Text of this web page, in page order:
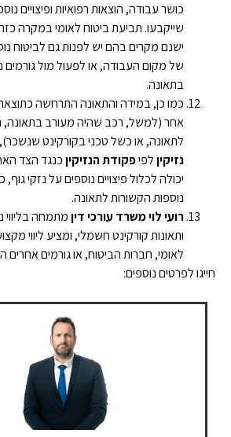
כושר עבודה, הוצאות רפואיות ופיצויים
שייקבעו. תביעת ביטוח לאומי במקרה
ישנם מקרים בהם יש לפנות גם לביטוח
של מקום העבודה, או לפעול מול גורמים
בתאונה.
כמו כן, במידה והתאונה התרחשה
אחר (למשל, רכב שהיה מעורב בתאונה,
לתאונה, או כשל טכני בקורקינט שנשכר),
נזיקיןלפיפקודת הנזיקיןכנגד הצד
יכולה לכלול פיצויים נוספים על נזקי
נוספות הקשורות לתאונה.
רועי לוי משרד עורכי דיןמתמחה בליווי
ותאונות קורקינט חשמלי, ומציע ליווי
לאומי, חברות הביטוח, או גורמים אחרים
חייגו לפרטים נוספים: